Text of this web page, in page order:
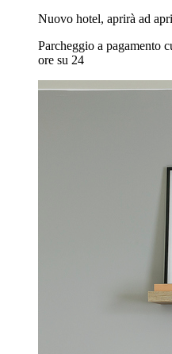
Nuovo hotel, aprirà ad
Parcheggio a pagamento
ore su 24